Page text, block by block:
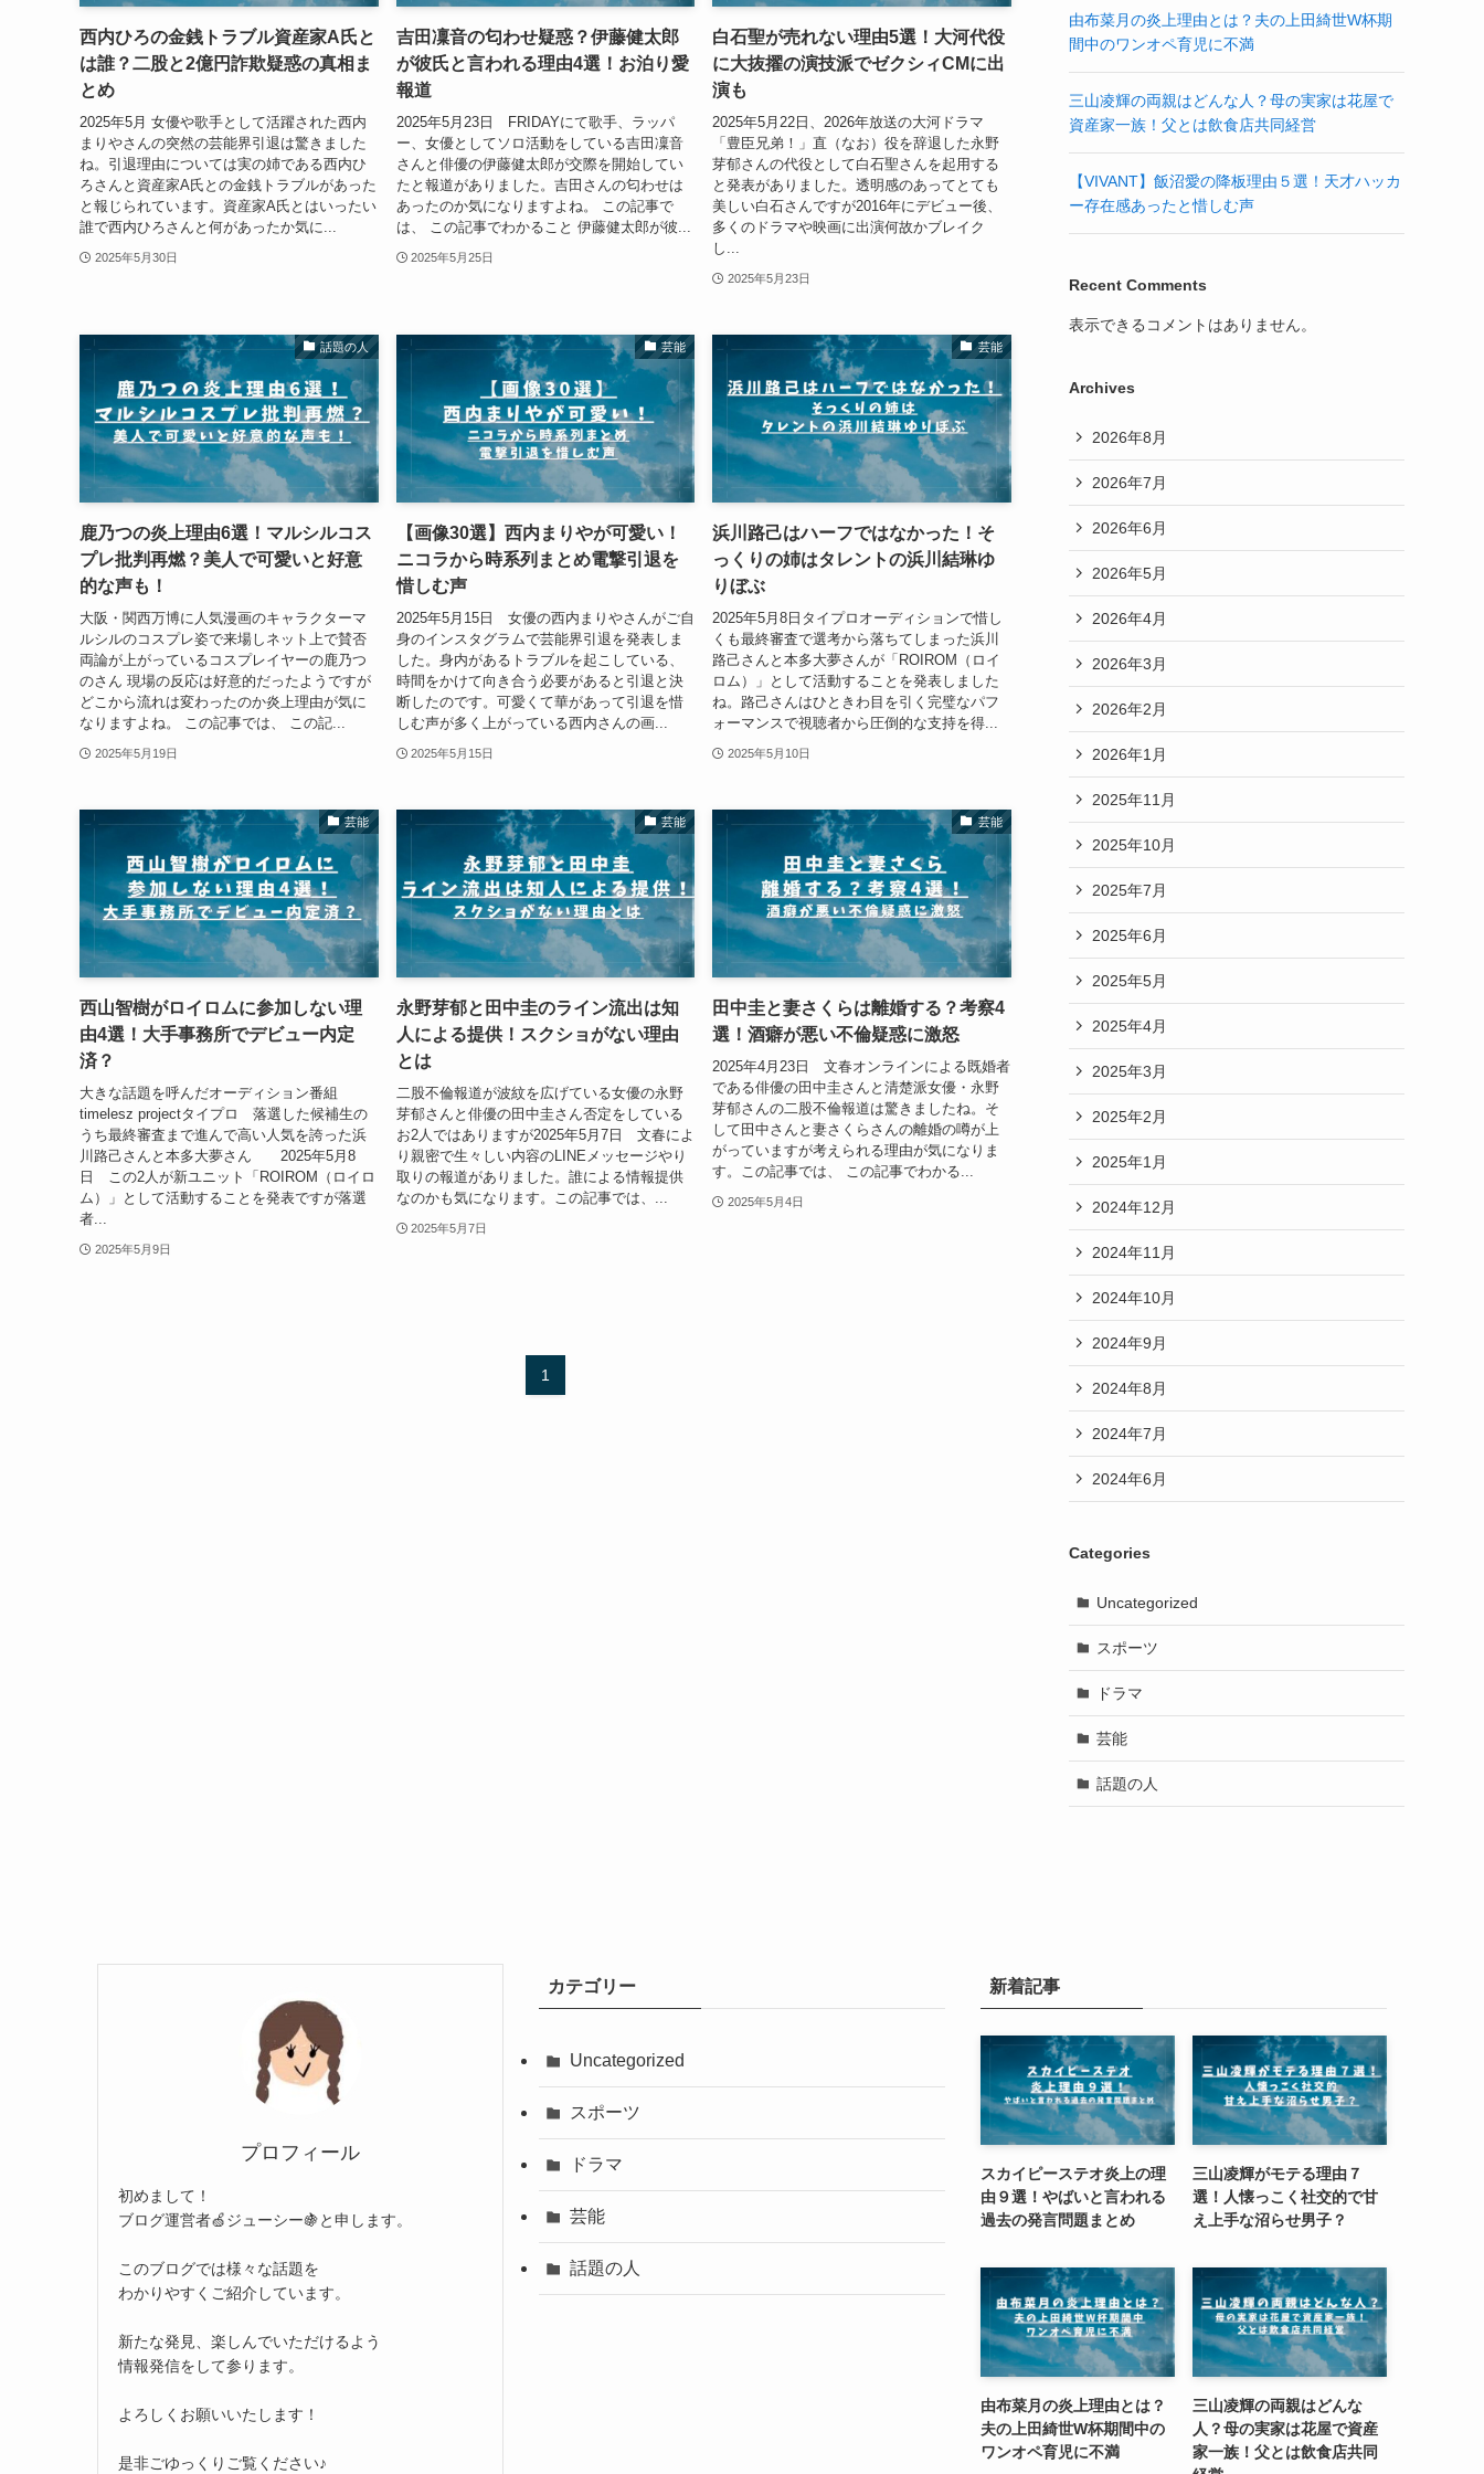
西内ひろの金銭トラブル資産家A氏と
は誰？二股と2億円詐欺疑惑の真相ま
とめ
2025年5月 女優や歌手として活躍された西内
まりやさんの突然の芸能界引退は驚きました
ね。引退理由については実の姉である西内ひ
ろさんと資産家A氏との金銭トラブルがあった
と報じられています。資産家A氏とはいったい
誰で西内ひろさんと何があったか気に...
2025年5月30日
吉田凜音の匂わせ疑惑？伊藤健太郎
が彼氏と言われる理由4選！お泊り愛
報道
2025年5月23日 FRIDAYにて歌手、ラッパ
ー、女優としてソロ活動をしている吉田凜音
さんと俳優の伊藤健太郎が交際を開始してい
たと報道がありました。吉田さんの匂わせは
あったのか気になりますよね。 この記事で
は、 この記事でわかること 伊藤健太郎が彼...
2025年5月25日
白石聖が売れない理由5選！大河代役
に大抜擢の演技派でゼクシィCMに出
演も
2025年5月22日、2026年放送の大河ドラマ
「豊臣兄弟！」直（なお）役を辞退した永野
芽郁さんの代役として白石聖さんを起用する
と発表がありました。透明感のあってとても
美しい白石さんですが2016年にデビュー後、
多くのドラマや映画に出演何故かブレイク
し...
2025年5月23日
話題の人
鹿乃つの炎上理由6選！マルシルコス
プレ批判再燃？美人で可愛いと好意
的な声も！
大阪・関西万博に人気漫画のキャラクターマ
ルシルのコスプレ姿で来場しネット上で賛否
両論が上がっているコスプレイヤーの鹿乃つ
のさん 現場の反応は好意的だったようですが
どこから流れは変わったのか炎上理由が気に
なりますよね。 この記事では、 この記...
2025年5月19日
芸能
【画像30選】西内まりやが可愛い！
ニコラから時系列まとめ電撃引退を
惜しむ声
2025年5月15日 女優の西内まりやさんがご自
身のインスタグラムで芸能界引退を発表しま
した。身内があるトラブルを起こしている、
時間をかけて向き合う必要があると引退と決
断したのです。可愛くて華があって引退を惜
しむ声が多く上がっている西内さんの画...
2025年5月15日
芸能
浜川路己はハーフではなかった！そ
っくりの姉はタレントの浜川結琳ゆ
りぼぶ
2025年5月8日タイプロオーディションで惜し
くも最終審査で選考から落ちてしまった浜川
路己さんと本多大夢さんが「ROIROM（ロイ
ロム）」として活動することを発表しました
ね。路己さんはひときわ目を引く完璧なパフ
ォーマンスで視聴者から圧倒的な支持を得...
2025年5月10日
芸能
西山智樹がロイロムに参加しない理
由4選！大手事務所でデビュー内定
済？
大きな話題を呼んだオーディション番組
timelesz projectタイプロ 落選した候補生の
うち最終審査まで進んで高い人気を誇った浜
川路己さんと本多大夢さん 2025年5月8
日 この2人が新ユニット「ROIROM（ロイロ
ム）」として活動することを発表ですが落選
者...
2025年5月9日
芸能
永野芽郁と田中圭のライン流出は知
人による提供！スクショがない理由
とは
二股不倫報道が波紋を広げている女優の永野
芽郁さんと俳優の田中圭さん否定をしている
お2人ではありますが2025年5月7日 文春によ
り親密で生々しい内容のLINEメッセージやり
取りの報道がありました。誰による情報提供
なのかも気になります。この記事では、...
2025年5月7日
芸能
田中圭と妻さくらは離婚する？考察4
選！酒癖が悪い不倫疑惑に激怒
2025年4月23日 文春オンラインによる既婚者
である俳優の田中圭さんと清楚派女優・永野
芽郁さんの二股不倫報道は驚きましたね。そ
して田中さんと妻さくらさんの離婚の噂が上
がっていますが考えられる理由が気になりま
す。この記事では、 この記事でわかる...
2025年5月4日
1
由布菜月の炎上理由とは？夫の上田綺世W杯期
間中のワンオペ育児に不満
三山凌輝の両親はどんな人？母の実家は花屋で
資産家一族！父とは飲食店共同経営
【VIVANT】飯沼愛の降板理由５選！天才ハッカ
ー存在感あったと惜しむ声
Recent Comments
表示できるコメントはありません。
Archives
2026年8月
2026年7月
2026年6月
2026年5月
2026年4月
2026年3月
2026年2月
2026年1月
2025年11月
2025年10月
2025年7月
2025年6月
2025年5月
2025年4月
2025年3月
2025年2月
2025年1月
2024年12月
2024年11月
2024年10月
2024年9月
2024年8月
2024年7月
2024年6月
Categories
Uncategorized
スポーツ
ドラマ
芸能
話題の人
プロフィール
初めまして！
ブログ運営者🍏ジューシー🍇と申します。
このブログでは様々な話題を
わかりやすくご紹介しています。
新たな発見、楽しんでいただけるよう
情報発信をして参ります。
よろしくお願いいたします！
是非ごゆっくりご覧ください♪
カテゴリー
Uncategorized
スポーツ
ドラマ
芸能
話題の人
新着記事
スカイピーステオ炎上の理
由９選！やばいと言われる
過去の発言問題まとめ
三山凌輝がモテる理由７
選！人懐っこく社交的で甘
え上手な沼らせ男子？
由布菜月の炎上理由とは？
夫の上田綺世W杯期間中の
ワンオペ育児に不満
三山凌輝の両親はどんな
人？母の実家は花屋で資産
家一族！父とは飲食店共同